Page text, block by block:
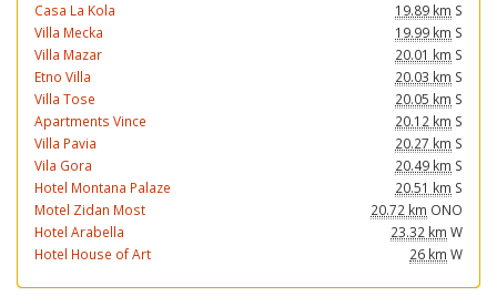
Casa La Kola
19.89 km S
Villa Mecka
19.99 km S
Villa Mazar
20.01 km S
Etno Villa
20.03 km S
Villa Tose
20.05 km S
Apartments Vince
20.12 km S
Villa Pavia
20.27 km S
Vila Gora
20.49 km S
Hotel Montana Palaze
20.51 km S
Motel Zidan Most
20.72 km ONO
Hotel Arabella
23.32 km W
Hotel House of Art
26 km W